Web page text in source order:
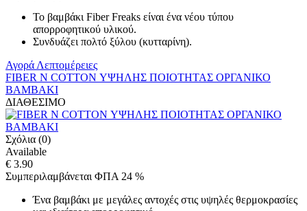
Το βαμβάκι Fiber Freaks είναι ένα νέου τύπου
απορροφητικού υλικού.
Συνδυάζει πολτό ξύλου (κυτταρίνη).
Αγορά Λεπτομέρειες
FIBER N COTTON ΥΨΗΛΗΣ ΠΟΙΟΤΗΤΑΣ ΟΡΓΑΝΙΚΟ
ΒΑΜΒΑΚΙ
ΔΙΑΘΕΣΙΜΟ
Σχόλια (0)
Available
€ 3.90
Συμπεριλαμβάνεται ΦΠΑ 24 %
Ένα βαμβάκι με μεγάλες αντοχές στις υψηλές θερμοκρασίες